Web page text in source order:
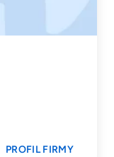
PROFIL FIRMY